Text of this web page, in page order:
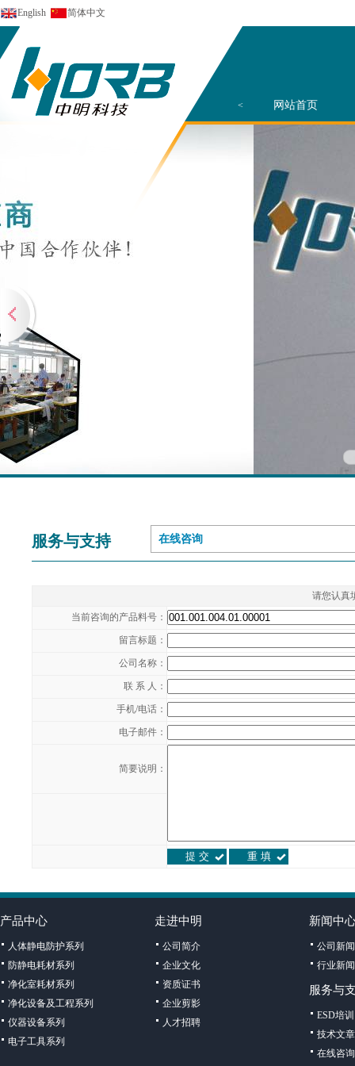
English 简体中文
< 网站首页
服务与支持 在线咨询
请您认真
当前咨询的产品料号：
留言标题：
公司名称：
联 系 人：
手机/电话：
电子邮件：
简要说明：
产品中心
人体静电防护系列
防静电耗材系列
净化室耗材系列
净化设备及工程系列
仪器设备系列
电子工具系列
走进中明
公司简介
企业文化
资质证书
企业剪影
人才招聘
新闻中
公司新闻
行业新闻
服务与
ESD培训
技术文章
在线咨询